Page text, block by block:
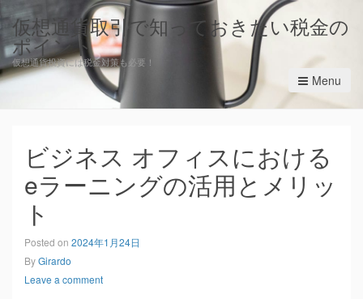
仮想通貨取引で知っておきたい税金の
ポイント
仮想通貨投資には税金対策も必要！
Menu
ビジネス オフィスにおける
eラーニングの活用とメリッ
ト
Posted on 2024年1月24日
ByGirardo
Leave a comment